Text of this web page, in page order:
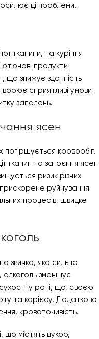
посилює ці проблеми.
тканини, та куріння
продукти
що знижує здатність
сприятливі умови
запалень.
ясен
погіршується кровообіг.
тканин та загоєння ясен
ризик різних
руйнування
процесів, швидке
звичка, яка сильно
алкоголь зменшує
у роті, що, своєю
та карієсу. Додатково
кровоточивість.
що містять цукор,